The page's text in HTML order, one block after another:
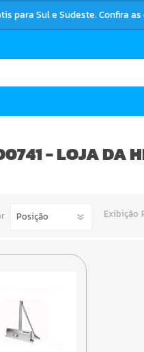
para Sul e Sudeste. Confira
- LOJA DA
Exibição